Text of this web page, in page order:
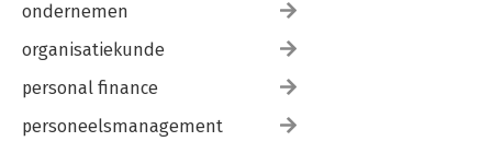
ondernemen
organisatiekunde
personal finance
personeelsmanagement